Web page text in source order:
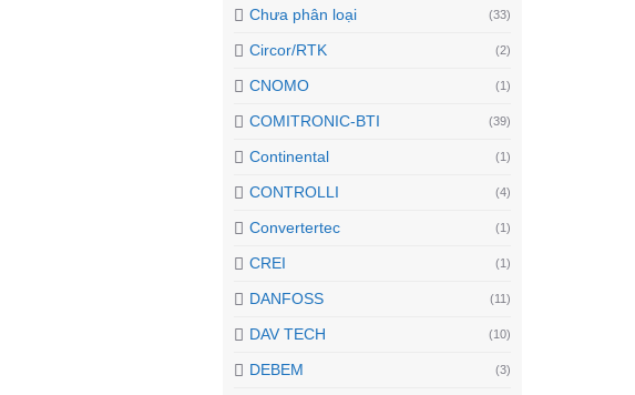
Chưa phân loại (33)
Circor/RTK (2)
CNOMO (1)
COMITRONIC-BTI (39)
Continental (1)
CONTROLLI (4)
Convertertec (1)
CREI (1)
DANFOSS (11)
DAV TECH (10)
DEBEM (3)